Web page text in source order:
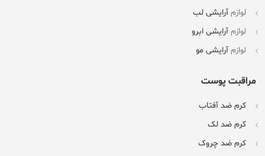
لوازم آرایشی لب
لوازم آرایشی ابرو
لوازم آرایشی مو
مراقبت پوست
کرم ضد آفتاب
کرم ضد لک
کرم ضد چروک